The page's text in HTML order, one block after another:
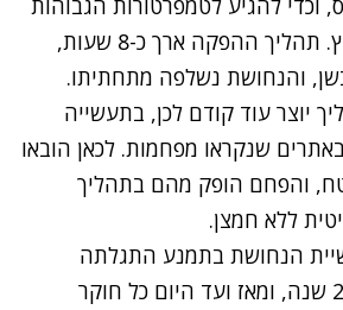
וכדי להגיע לטמפרטורות הגבוהות
הללו נדרשו פחמי עץ. תהליך ההפקה ארך כ-8 שעות,
והנחושת נשלפה מתחתיתו.
יוצר עוד קודם לכן, בתעשייה
שנקראו מפחמות. לכאן הובאו
והפחם הופק מהם בתהליך
ללא חמצן.
הנחושת בתמנע התגלתה
לראשונה לפני כ-200 שנה, ומאז ועד היום כל חוקר